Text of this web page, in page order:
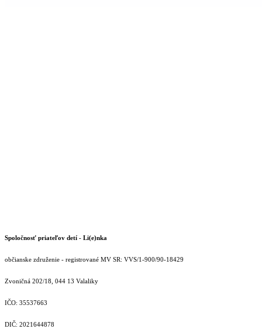
Spoločnosť priateľov detí - Li(e)nka
občianske združenie - registrované MV SR: VVS/1-900/90-18429
Zvoničná 202/18, 044 13 Valaliky
IČO: 35537663
DIČ: 2021644878